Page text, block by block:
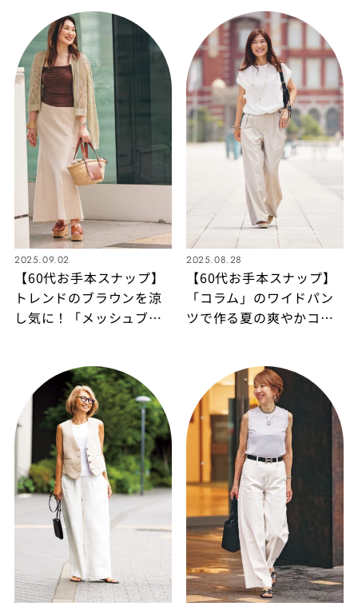
2025.09.02
【60代お手本スナップ】
トレンドのブラウンを涼
し気に！「メッシュブル
グラデーションコーデ
2025.08.28
【60代お手本スナップ】
「コラム」のワイドパン
ツで作る夏の爽やかコー